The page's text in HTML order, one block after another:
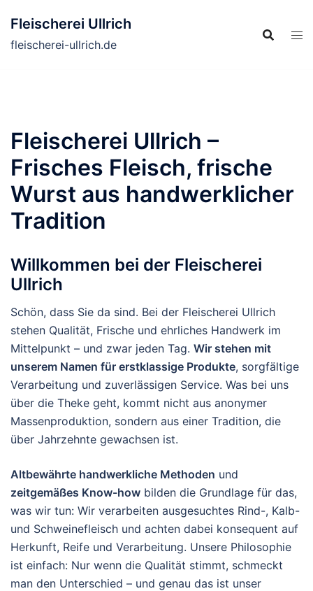
Inhalt
springen
Fleischerei Ullrich
fleischerei-ullrich.de
Fleischerei Ullrich –
Frisches Fleisch, frische
Wurst aus handwerklicher
Tradition
Willkommen bei der Fleischerei
Ullrich
Schön, dass Sie da sind. Bei der Fleischerei Ullrich
stehen Qualität, Frische und ehrliches Handwerk im
Mittelpunkt – und zwar jeden Tag. Wir stehen mit
unserem Namen für erstklassige Produkte, sorgfältige
Verarbeitung und zuverlässigen Service. Was bei uns
über die Theke geht, kommt nicht aus anonymer
Massenproduktion, sondern aus einer Tradition, die
über Jahrzehnte gewachsen ist.
Altbewährte handwerkliche Methoden und
zeitgemäßes Know-how bilden die Grundlage für das,
was wir tun: Wir verarbeiten ausgesuchtes Rind-, Kalb-
und Schweinefleisch und achten dabei konsequent auf
Herkunft, Reife und Verarbeitung. Unsere Philosophie
ist einfach: Nur wenn die Qualität stimmt, schmeckt
man den Unterschied – und genau das ist unser